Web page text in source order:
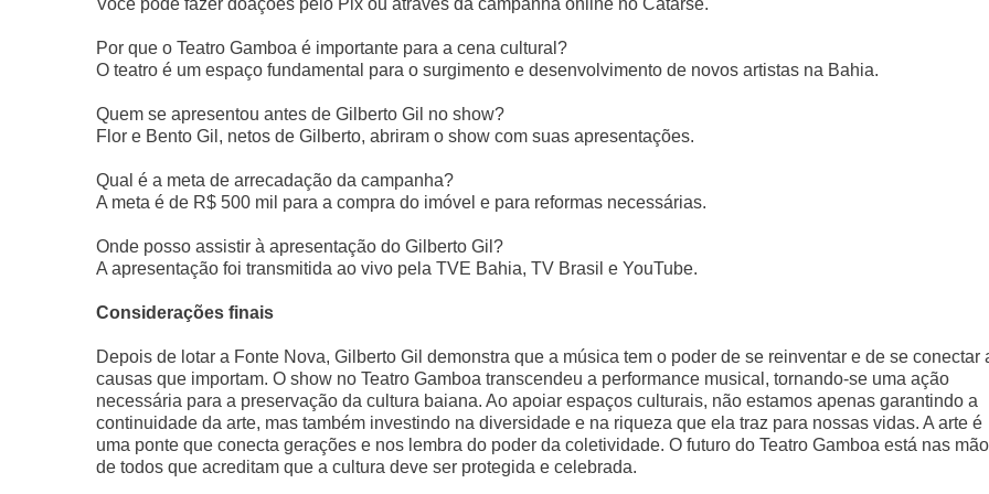
Você pode fazer doações pelo Pix ou através da campanha online no Catarse.
Por que o Teatro Gamboa é importante para a cena cultural?
O teatro é um espaço fundamental para o surgimento e desenvolvimento de novos artistas na Bahia.
Quem se apresentou antes de Gilberto Gil no show?
Flor e Bento Gil, netos de Gilberto, abriram o show com suas apresentações.
Qual é a meta de arrecadação da campanha?
A meta é de R$ 500 mil para a compra do imóvel e para reformas necessárias.
Onde posso assistir à apresentação do Gilberto Gil?
A apresentação foi transmitida ao vivo pela TVE Bahia, TV Brasil e YouTube.
Considerações finais
Depois de lotar a Fonte Nova, Gilberto Gil demonstra que a música tem o poder de se reinventar e de se conectar
causas que importam. O show no Teatro Gamboa transcendeu a performance musical, tornando-se uma ação
necessária para a preservação da cultura baiana. Ao apoiar espaços culturais, não estamos apenas garantindo a
continuidade da arte, mas também investindo na diversidade e na riqueza que ela traz para nossas vidas. A arte é
uma ponte que conecta gerações e nos lembra do poder da coletividade. O futuro do Teatro Gamboa está nas
de todos que acreditam que a cultura deve ser protegida e celebrada.